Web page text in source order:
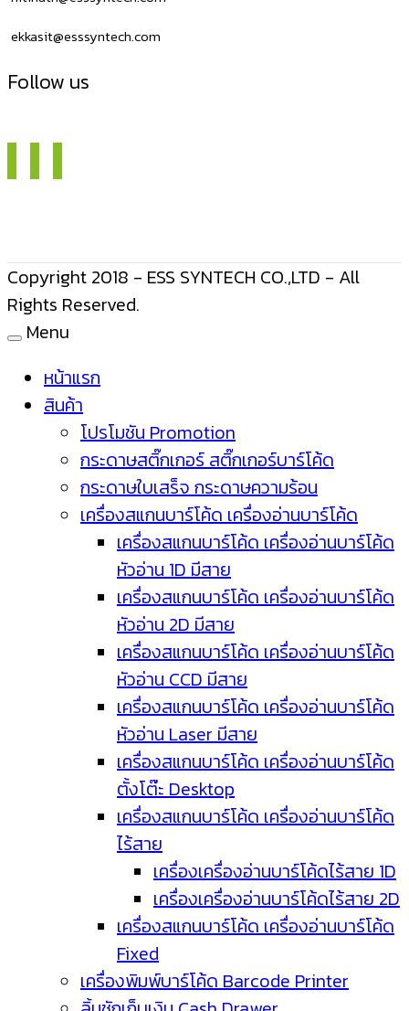
ekkasit@esssyntech.com
Follow us
Copyright 2018 - ESS SYNTECH CO.,LTD - All
Rights Reserved.
Menu
หน้าแรก
สินค้า
โปรโมชัน Promotion
กระดาษสติ๊กเกอร์ สติ๊กเกอร์บาร์โค้ด
กระดาษใบเสร็จ กระดาษความร้อน
เครื่องสแกนบาร์โค้ด เครื่องอ่านบาร์โค้ด
เครื่องสแกนบาร์โค้ด เครื่องอ่านบาร์โค้ด
หัวอ่าน 1D มีสาย
เครื่องสแกนบาร์โค้ด เครื่องอ่านบาร์โค้ด
หัวอ่าน 2D มีสาย
เครื่องสแกนบาร์โค้ด เครื่องอ่านบาร์โค้ด
หัวอ่าน CCD มีสาย
เครื่องสแกนบาร์โค้ด เครื่องอ่านบาร์โค้ด
หัวอ่าน Laser มีสาย
เครื่องสแกนบาร์โค้ด เครื่องอ่านบาร์โค้ด
ตั้งโต๊ะ Desktop
เครื่องสแกนบาร์โค้ด เครื่องอ่านบาร์โค้ด
ไร้สาย
เครื่องเครื่องอ่านบาร์โค้ดไร้สาย 1D
เครื่องเครื่องอ่านบาร์โค้ดไร้สาย 2D
เครื่องสแกนบาร์โค้ด เครื่องอ่านบาร์โค้ด
Fixed
เครื่องพิมพ์บาร์โค้ด Barcode Printer